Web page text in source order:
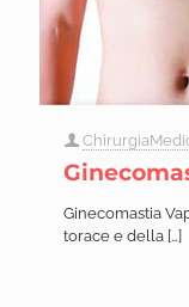
Ginecomastia
torace e della […]